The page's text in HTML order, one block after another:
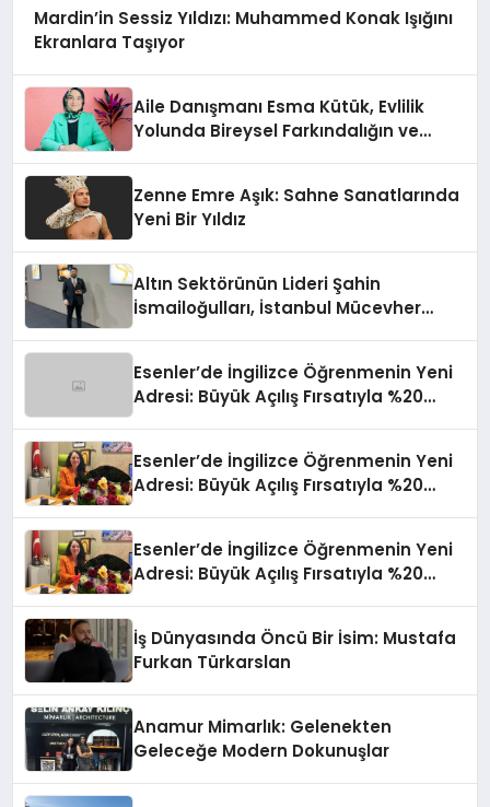
Mardin’in Sessiz Yıldızı: Muhammed Konak Işığını
Ekranlara Taşıyor
Aile Danışmanı Esma Kütük, Evlilik
Yolunda Bireysel Farkındalığın ve
Zenne Emre Aşık: Sahne Sanatlarında
Yeni Bir Yıldız
Altın Sektörünün Lideri Şahin
İsmailoğulları, İstanbul Mücevher
Esenler’de İngilizce Öğrenmenin Yeni
Adresi: Büyük Açılış Fırsatıyla %20
Esenler’de İngilizce Öğrenmenin Yeni
Adresi: Büyük Açılış Fırsatıyla %20
Esenler’de İngilizce Öğrenmenin Yeni
Adresi: Büyük Açılış Fırsatıyla %20
İş Dünyasında Öncü Bir İsim: Mustafa
Furkan Türkarslan
Anamur Mimarlık: Gelenekten
Geleceğe Modern Dokunuşlar